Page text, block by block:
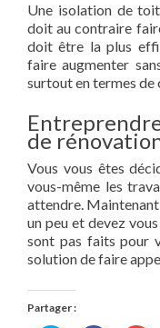
Une isolation de
doit au contraire
doit être la plus
faire augmenter
surtout en termes de
de
Vous vous êtes
vous-même les
attendre.
un peu et devez
sont pas faits pour
solution de faire
Partager :